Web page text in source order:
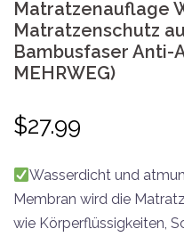
Matratzenauflage
Matratzenschutz
Bambusfaser Anti-
MEHRWEG)
$27.99
Wasserdicht und
Membran wird die
wie Körperflüssigkeiten,